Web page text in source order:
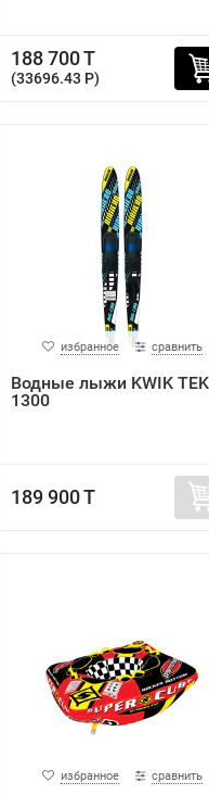
188 700 T
(33696.43 P)
избранное сравнить
Водные лыжи KWIK
1300
189 900 T
избранное сравнить